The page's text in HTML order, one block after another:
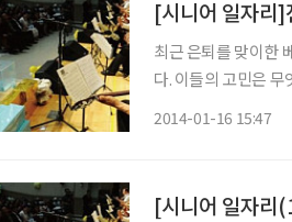
[시니어 일자리]
최근 은퇴를 맞이한
다. 이들의 고민은
2014-01-16 15:47
[시니어 일자리